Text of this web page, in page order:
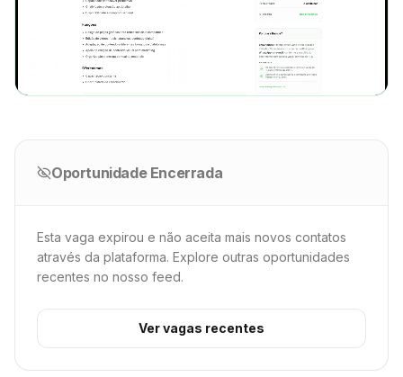
Oportunidade Encerrada
Esta vaga expirou e não aceita mais novos contatos
através da plataforma. Explore outras oportunidades
recentes no nosso feed.
Ver vagas recentes